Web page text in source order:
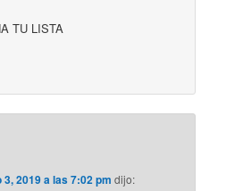
TU LISTA
2019 a las 7:02 pm dijo: